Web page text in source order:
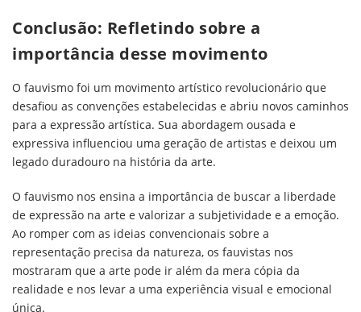
Conclusão: Refletindo sobre a
importância desse movimento
O fauvismo foi um movimento artístico revolucionário que
desafiou as convenções estabelecidas e abriu novos caminhos
para a expressão artística. Sua abordagem ousada e
expressiva influenciou uma geração de artistas e deixou um
legado duradouro na história da arte.
O fauvismo nos ensina a importância de buscar a liberdade
de expressão na arte e valorizar a subjetividade e a emoção.
Ao romper com as ideias convencionais sobre a
representação precisa da natureza, os fauvistas nos
mostraram que a arte pode ir além da mera cópia da
realidade e nos levar a uma experiência visual e emocional
única.